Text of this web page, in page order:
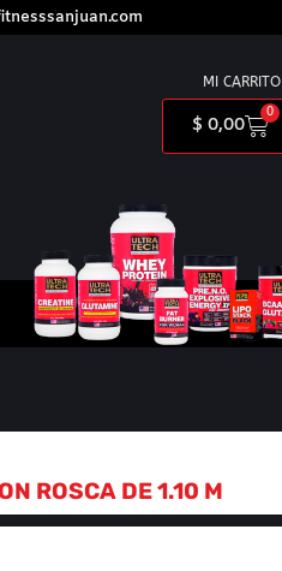
MI CARRITO
$ 0,00
0
ROSCA DE 1.10 M